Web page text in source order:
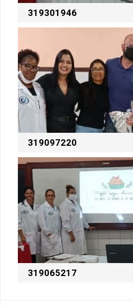
319301946
319097220
319065217